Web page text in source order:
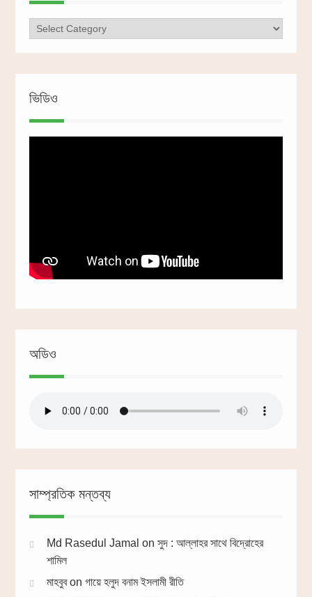
ক্যাটাগরি
ভিডিও
অডিও
সাম্প্রতিক মন্তব্য
Md Rasedul Jamal on সুদ : আল্লাহর সাথে বিদ্রোহের
শামিল
মাহবুবon গায়ে হলুদ বনাম ইসলামী রীতি